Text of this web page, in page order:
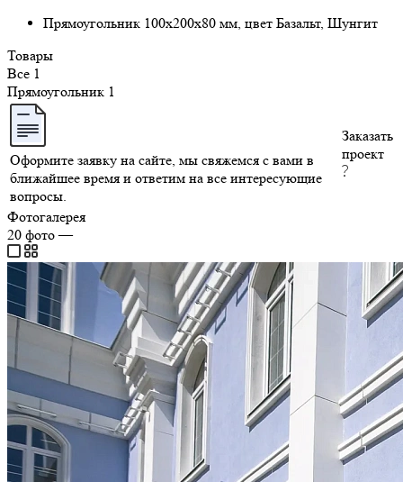
Прямоугольник 100х200х80 мм, цвет Базальт, Шунгит
Товары
Все 1
Прямоугольник 1
Оформите заявку на сайте, мы свяжемся с вами в
ближайшее время и ответим на все интересующие
вопросы.
Заказать
проект
Фотогалерея
20 фото—